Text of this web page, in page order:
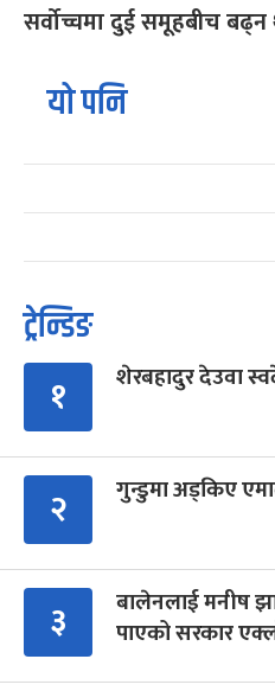
सर्वोच्चमा दुई समूहबीच
यो पनि
ट्रेन्डिङ
१ शेरबहादुर देउवा
२ गुन्डुमा अड्किए
३
बालेनलाई मनीष
पाएको सरकार